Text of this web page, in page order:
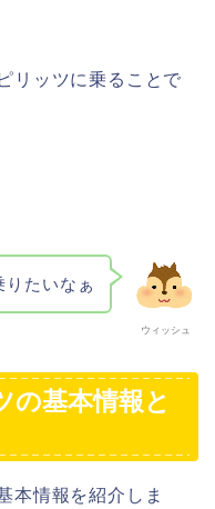
リッツに乗ることで
ウィッシュ
りたいなぁ
の基本情報と
本情報を紹介しま